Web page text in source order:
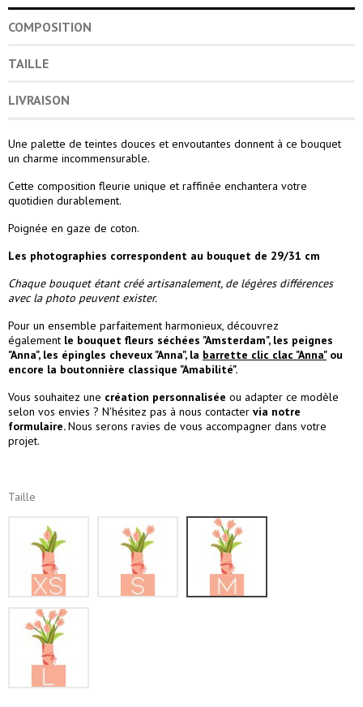
COMPOSITION
TAILLE
LIVRAISON
Une palette de teintes douces et envoutantes donnent à ce bouquet
un charme incommensurable.
Cette composition fleurie unique et raffinée enchantera votre
quotidien durablement.
Poignée en gaze de coton.
Les photographies correspondent au bouquet de 29/31 cm
Chaque bouquet étant créé artisanalement, de légères différences
avec la photo peuvent exister.
Pour un ensemble parfaitement harmonieux, découvrez
également le bouquet fleurs séchées "Amsterdam", les peignes
"Anna", les épingles cheveux "Anna", la barrette clic clac "Anna"ou
encore la boutonnière classique "Amabilité".
Vous souhaitez une création personnalisée ou adapter ce modèle
selon vos envies ? N'hésitez pas à nous contacter via notre
formulaire.Nous serons ravies de vous accompagner dans votre
projet.
Taille